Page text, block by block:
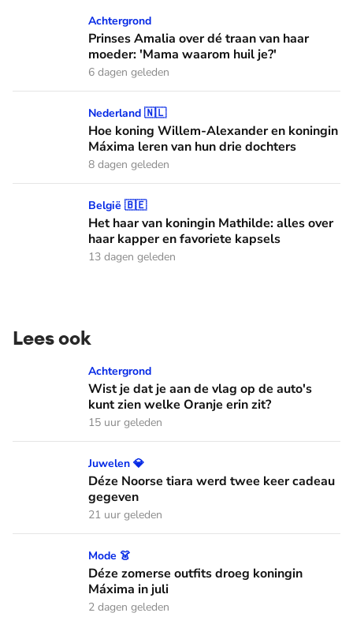
Prinses Amalia over dé traan van haar moeder: 'Mama
Achtergrond
Prinses Amalia over dé traan van haar
moeder: 'Mama waarom huil je?'
6 dagen geleden
Hoe koning Willem-Alexander en koningin Máxima leren
Nederland 🇳🇱
Hoe koning Willem-Alexander en koningin
Máxima leren van hun drie dochters
8 dagen geleden
Het haar van koningin Mathilde: alles over haar kapper en
België 🇧🇪
Het haar van koningin Mathilde: alles over
haar kapper en favoriete kapsels
13 dagen geleden
Lees ook
Wist je dat je aan de vlag op de auto's kunt zien welke
Achtergrond
Wist je dat je aan de vlag op de auto's
kunt zien welke Oranje erin zit?
15 uur geleden
Déze Noorse tiara werd twee keer cadeau gegeven
Juwelen 💎
Déze Noorse tiara werd twee keer cadeau
gegeven
21 uur geleden
Déze zomerse outfits droeg koningin Máxima in juli
Mode 👗
Déze zomerse outfits droeg koningin
Máxima in juli
2 dagen geleden